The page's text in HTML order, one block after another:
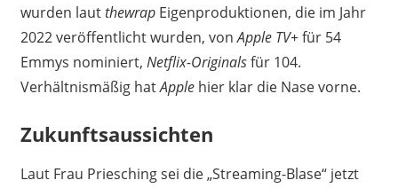
wurden lautthewrap Eigenproduktionen, die im Jahr
2022 veröffentlicht wurden, vonApple TV+für 54
Emmys nominiert, Netflix-Originalsfür 104.
Verhältnismäßig hatApplehier klar die Nase vorne.
Zukunftsaussichten
Laut Frau Priesching sei die „Streaming-Blase“ jetzt